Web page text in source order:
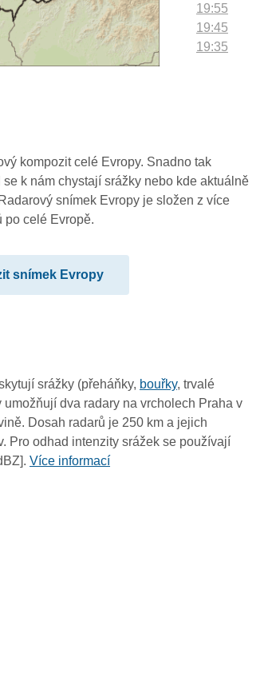
19:55
19:45
19:35
18:35
18:25
18:15
16:35
16:25
16:15
16:05
kompozit celé Evropy. Snadno tak
se k nám chystají srážky nebo kde aktuálně
snímek Evropy je složen z více
po celé Evropě.
snímek Evropy
srážky (přeháňky, bouřky, trvalé
dva radary na vrcholech Praha v
Dosah radarů je 250 km a jejich
Pro odhad intenzity srážek se používají
Více informací